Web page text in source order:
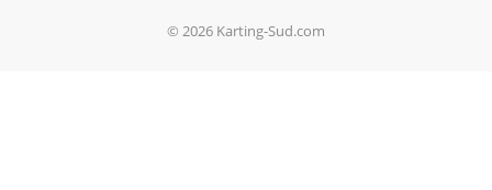
© 2026 Karting-Sud.com